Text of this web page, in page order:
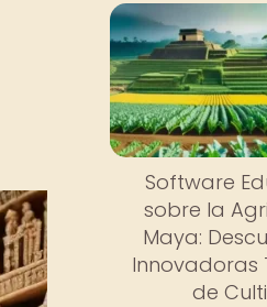
Software
sobre la
Maya:
Innovadoras
de